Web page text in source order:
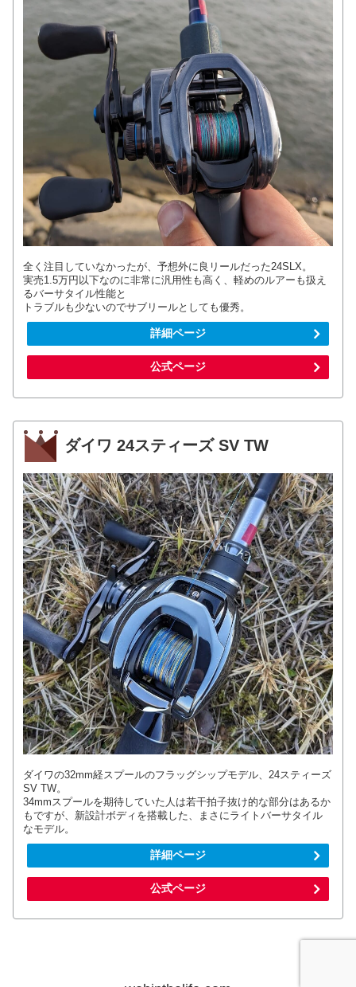
全く注目していなかったが、予想外に良リールだった24SLX。
実売1.5万円以下なのに非常に汎用性も高く、軽めのルアーも扱え
るバーサタイル性能と
トラブルも少ないのでサブリールとしても優秀。
詳細ページ
公式ページ
ダイワ 24スティーズ SV TW
ダイワの32mm経スプールのフラッグシップモデル、24スティーズ
SV TW。
34mmスプールを期待していた人は若干拍子抜け的な部分はあるか
もですが、新設計ボディを搭載した、まさにライトバーサタイル
なモデル。
詳細ページ
公式ページ